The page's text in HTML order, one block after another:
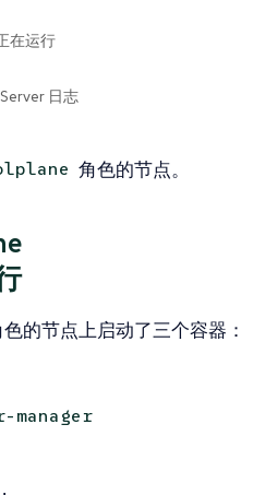
在运行
日志
角色的节点。
的节点上启动了三个容器：